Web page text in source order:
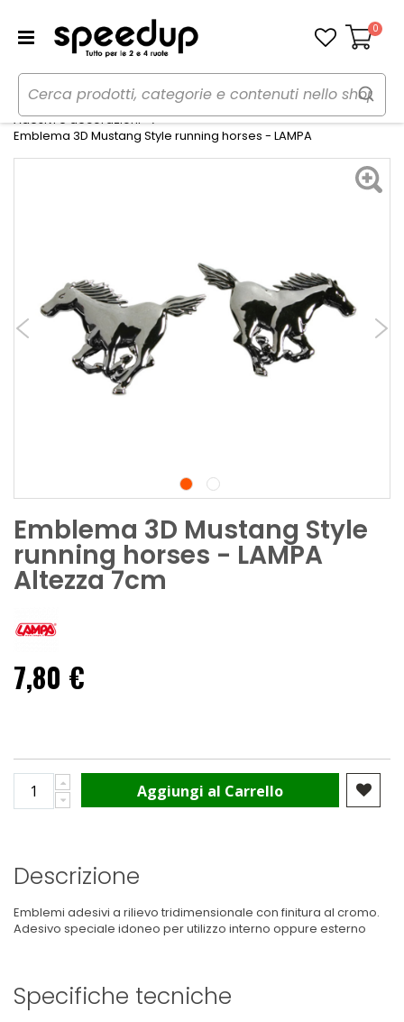
Carrello
0
Home Auto
Tuning esterno e pellicole
Adesivi e decorazioni
Emblema 3D Mustang Style running horses - LAMPA
Emblema 3D Mustang Style
running horses - LAMPA
Altezza 7cm
7,80 €
Aggiungi al Carrello
Descrizione
Emblemi adesivi a rilievo tridimensionale con finitura al cromo.
Adesivo speciale idoneo per utilizzo interno oppure esterno
Specifiche tecniche